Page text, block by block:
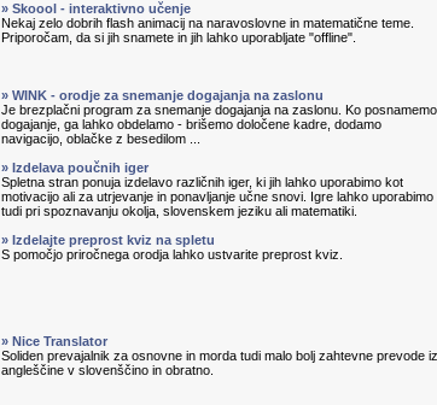
» Skoool - interaktivno učenje
Nekaj zelo dobrih flash animacij na naravoslovne in matematične teme.
Priporočam, da si jih snamete in jih lahko uporabljate "offline".
» WINK - orodje za snemanje dogajanja na zaslonu
Je brezplačni program za snemanje dogajanja na zaslonu. Ko posnamemo
dogajanje, ga lahko obdelamo - brišemo določene kadre, dodamo
navigacijo, oblačke z besedilom ...
» Izdelava poučnih iger
Spletna stran ponuja izdelavo različnih iger, ki jih lahko uporabimo kot
motivacijo ali za utrjevanje in ponavljanje učne snovi. Igre lahko uporabimo
tudi pri spoznavanju okolja, slovenskem jeziku ali matematiki.
» Izdelajte preprost kviz na spletu
S pomočjo priročnega orodja lahko ustvarite preprost kviz.
» Nice Translator
Soliden prevajalnik za osnovne in morda tudi malo bolj zahtevne prevode iz
angleščine v slovenščino in obratno.